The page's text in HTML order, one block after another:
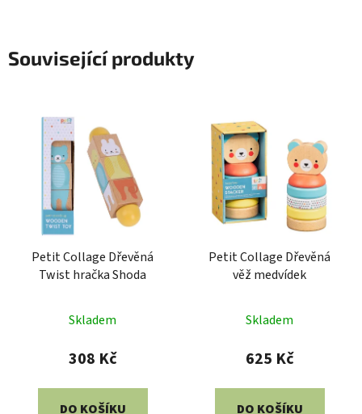
Související produkty
Petit Collage Dřevěná
Twist hračka Shoda
Skladem
308 Kč
DO KOŠÍKU
Petit Collage Dřevěná
věž medvídek
Skladem
625 Kč
DO KOŠÍKU